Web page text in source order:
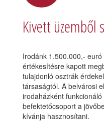
Kivett üzemből
Irodánk 1.500.000,-
értékesítésre kapott
tulajdonló osztrák
társaságtól. A belvárosi
irodaházként
befektetőcsoport a
kívánja hasznosítani.